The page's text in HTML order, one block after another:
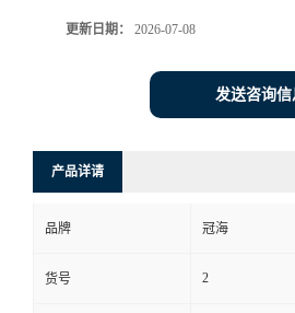
更新日期： 2026-07-08
发送咨询信
产品详请
品牌 冠海
货号 2